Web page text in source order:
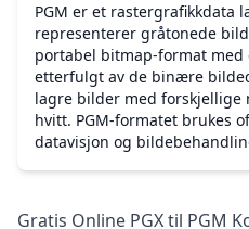
PGM er et rastergrafikkdata
representerer gråtonede
portabel bitmap-format
etterfulgt av de binære
lagre bilder med forskjellige
hvitt. PGM-formatet brukes
datavisjon og
Gratis Online PGX til PGM